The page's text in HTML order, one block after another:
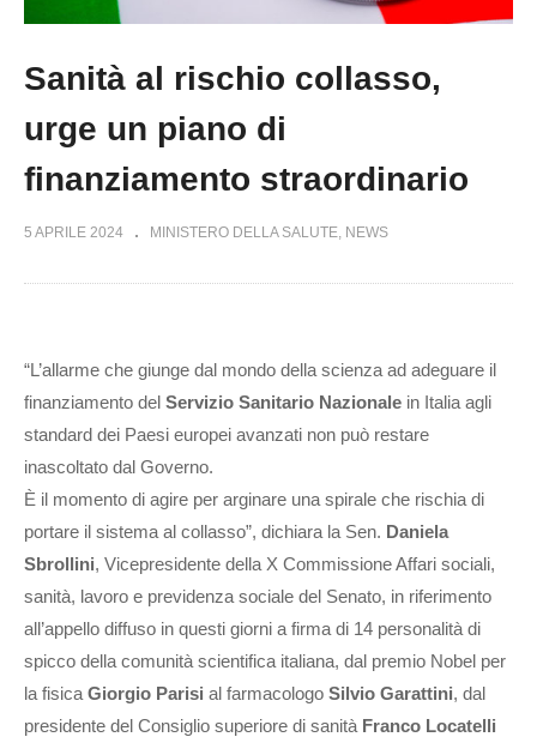
Sanità al rischio collasso,
urge un piano di
finanziamento straordinario
5 APRILE 2024 MINISTERO DELLA SALUTE NEWS
“L’allarme che giunge dal mondo della scienza ad adeguare il
finanziamento del Servizio Sanitario Nazionale in Italia agli
standard dei Paesi europei avanzati non può restare
inascoltato dal Governo.
È il momento di agire per arginare una spirale che rischia di
portare il sistema al collasso”, dichiara la Sen. Daniela
Sbrollini, Vicepresidente della X Commissione Affari sociali,
sanità, lavoro e previdenza sociale del Senato, in riferimento
all’appello diffuso in questi giorni a firma di 14 personalità di
spicco della comunità scientifica italiana, dal premio Nobel per
la fisica Giorgio Parisi al farmacologo Silvio Garattini, dal
presidente del Consiglio superiore di sanità Franco Locatelli